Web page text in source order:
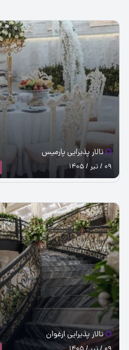
تالار پذیرایی پارمیس
09 / تیر / 1405
تالار پذیرایی ارغوان